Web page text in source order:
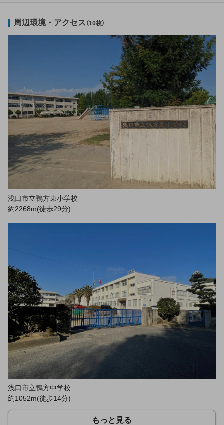
周辺環境・アクセス （10枚）
浅口市立鴨方東小学校
約2268m(徒歩29分)
浅口市立鴨方中学校
約1052m(徒歩14分)
もっと見る